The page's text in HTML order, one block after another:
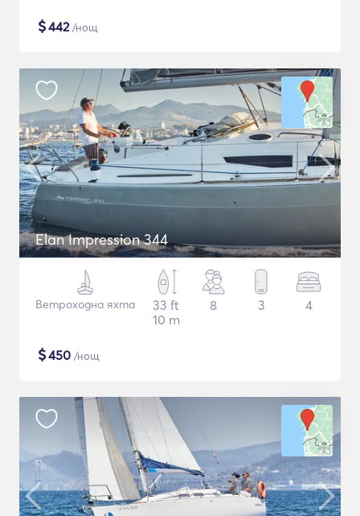
$442/нощ
Elan Impression 344
Ветроходна яхта
33 ft
10 m
8 3 4
$450 /нощ